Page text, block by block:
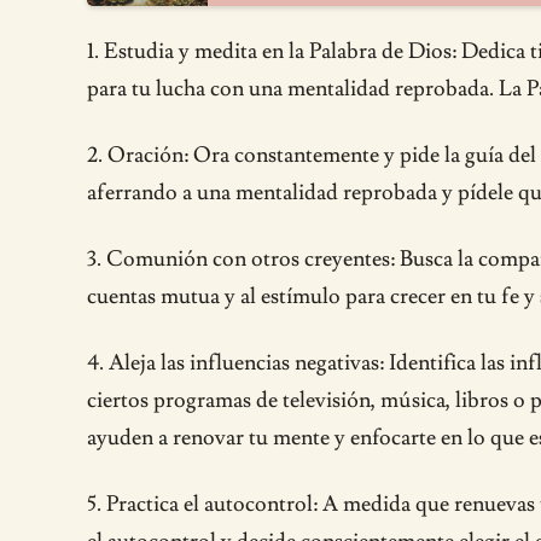
1. Estudia y medita en la Palabra de Dios:
para tu lucha con una mentalidad reprobada. La
2. Oración: Ora constantemente y pide la guía
aferrando a una mentalidad reprobada y pídele
3. Comunión con otros creyentes: Busca la
cuentas mutua y al estímulo para crecer en tu fe
4. Aleja las influencias negativas: Identifica las
ciertos programas de televisión, música, libros o
ayuden a renovar tu mente y enfocarte en lo que
5. Practica el autocontrol: A medida que